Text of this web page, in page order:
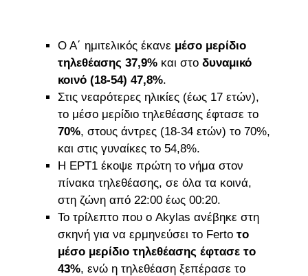
Ο Α΄ ημιτελικός έκανε μέσο μερίδιο
τηλεθέασης 37,9%και στο δυναμικό
κοινό (18-54) 47,8%.
Στις νεαρότερες ηλικίες (έως 17 ετών),
το μέσο μερίδιο τηλεθέασης έφτασε το
70%, στους άντρες (18-34 ετών) το 70%,
και στις γυναίκες το 54,8%.
Η ΕΡΤ1 έκοψε πρώτη το νήμα στον
πίνακα τηλεθέασης, σε όλα τα κοινά,
στη ζώνη από 22:00 έως 00:20.
Το τρίλεπτο που ο Akylas ανέβηκε στη
σκηνή για να ερμηνεύσει το Ferto το
μέσο μερίδιο τηλεθέασης έφτασε το
43%, ενώ η τηλεθέαση ξεπέρασε το